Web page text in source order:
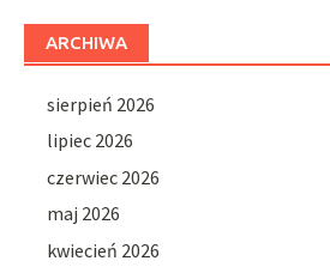
ARCHIWA
sierpień 2026
lipiec 2026
czerwiec 2026
maj 2026
kwiecień 2026